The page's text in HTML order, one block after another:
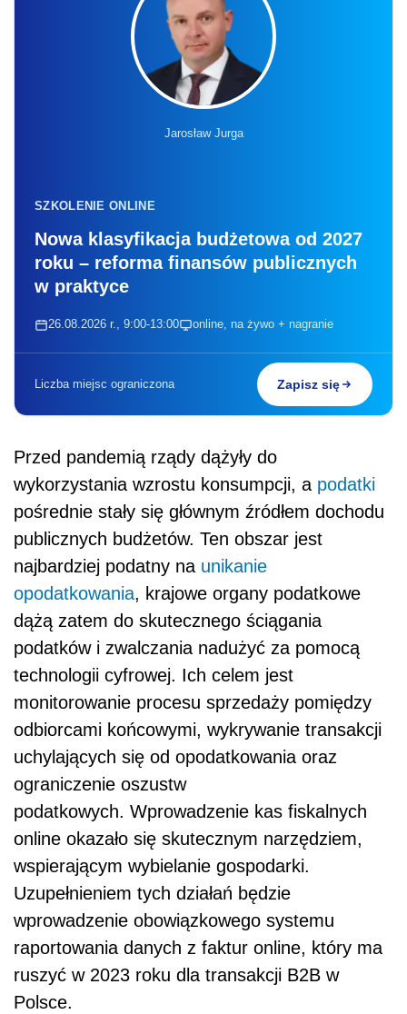
Jarosław Jurga
SZKOLENIE ONLINE
Nowa klasyfikacja budżetowa od 2027
roku – reforma finansów publicznych
w praktyce
26.08.2026 r., 9:00-13:00 online, na żywo + nagranie
Liczba miejsc ograniczona Zapisz się
Przed pandemią rządy dążyły do
wykorzystania wzrostu konsumpcji, a podatki
pośrednie stały się głównym źródłem dochodu
publicznych budżetów. Ten obszar jest
najbardziej podatny na unikanie
opodatkowania, krajowe organy podatkowe
dążą zatem do skutecznego ściągania
podatków i zwalczania nadużyć za pomocą
technologii cyfrowej. Ich celem jest
monitorowanie procesu sprzedaży pomiędzy
odbiorcami końcowymi, wykrywanie transakcji
uchylających się od opodatkowania oraz
ograniczenie oszustw
podatkowych. Wprowadzenie kas fiskalnych
online okazało się skutecznym narzędziem,
wspierającym wybielanie gospodarki.
Uzupełnieniem tych działań będzie
wprowadzenie obowiązkowego systemu
raportowania danych z faktur online, który ma
ruszyć w 2023 roku dla transakcji B2B w
Polsce.